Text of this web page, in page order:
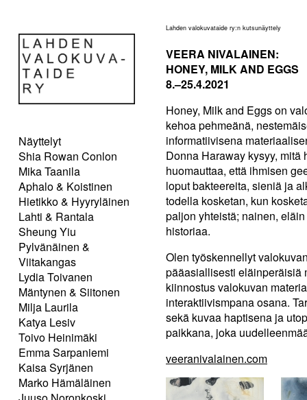
Näyttelyt
Shia Rowan Conlon
Mika Taanila
Aphalo & Koistinen
Hietikko & Hyyryläinen
Lahti & Rantala
Sheung Yiu
Pylvänäinen &
Viitakangas
Lydia Toivanen
Mäntynen & Siitonen
Milja Laurila
Katya Lesiv
Toivo Heinimäki
Emma Sarpaniemi
Kaisa Syrjänen
Marko Hämäläinen
Lahden valokuvataide ry:n kutsunäyttely
VEERA NIVALAINEN:
HONEY, MILK AND EGGS
8.–25.4.2021
Honey, Milk and Eggs on
kehoa pehmeänä,
informatiivisena
Donna Haraway kysyy,
huomauttaa, että ihmisen
loput bakteereita, sieniä ja
todella kosketan, kun
paljon yhteistä; nainen,
historiaa.
Olen työskennellyt
pääasiallisesti eläinperäisiä
kiinnostus valokuvan
interaktiivismpana osana.
sekä kuvaa haptisena ja
paikkana, joka
veeranivalainen.com